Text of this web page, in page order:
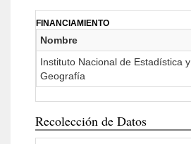
FINANCIAMIENTO
Nombre
Instituto Nacional de Estadística y
Geografía
Recolección de Datos